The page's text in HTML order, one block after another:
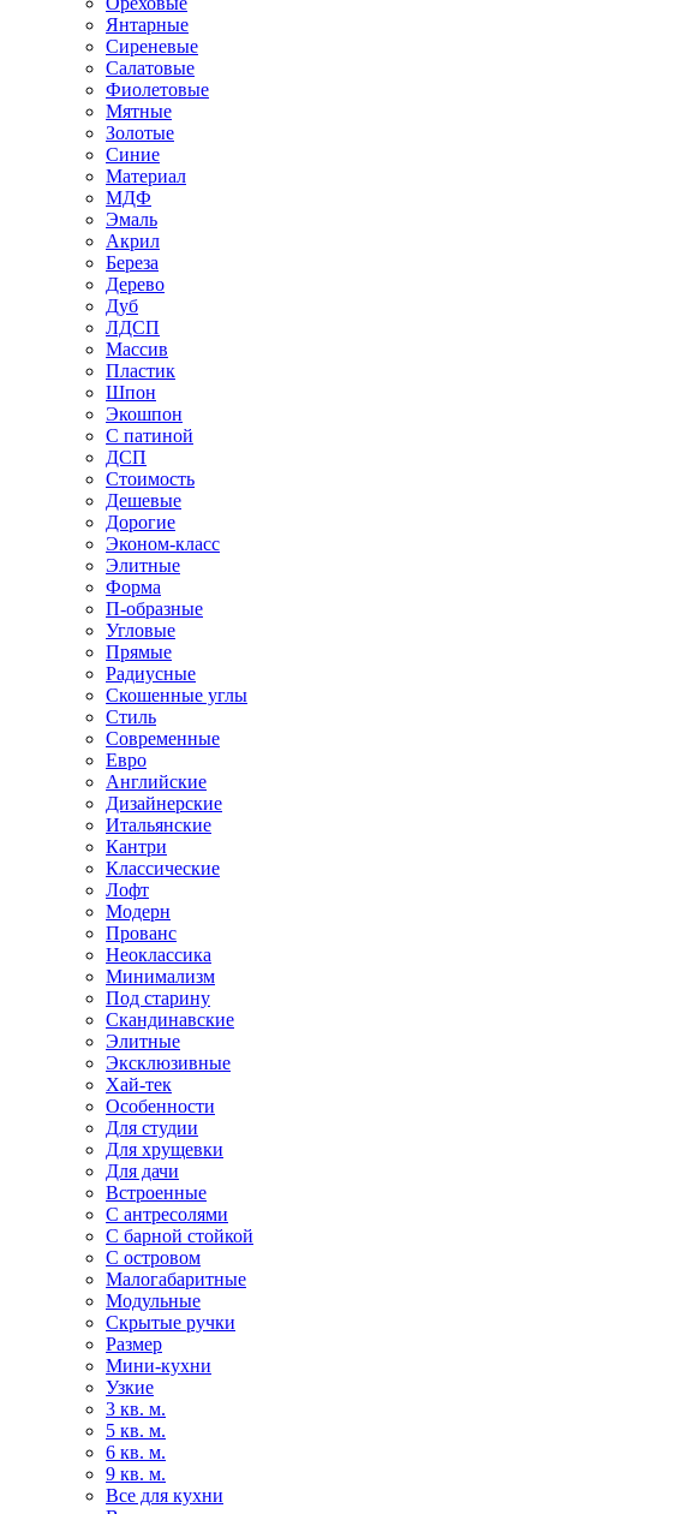
Янтарные
Сиреневые
Салатовые
Фиолетовые
Мятные
Золотые
Синие
Материал
МДФ
Эмаль
Акрил
Береза
Дерево
Дуб
ЛДСП
Массив
Пластик
Шпон
Экошпон
С патиной
ДСП
Стоимость
Дешевые
Дорогие
Эконом-класс
Элитные
Форма
П-образные
Угловые
Прямые
Радиусные
Скошенные углы
Стиль
Современные
Евро
Английские
Дизайнерские
Итальянские
Кантри
Классические
Лофт
Модерн
Прованс
Неоклассика
Минимализм
Под старину
Скандинавские
Элитные
Эксклюзивные
Хай-тек
Особенности
Для студии
Для хрущевки
Для дачи
Встроенные
С антресолями
С барной стойкой
С островом
Малогабаритные
Модульные
Скрытые ручки
Размер
Мини-кухни
Узкие
3 кв. м.
5 кв. м.
6 кв. м.
9 кв. м.
Все для кухни